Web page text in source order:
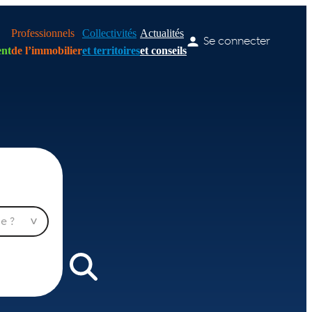
Professionnels
de l’immobilier
Collectivités
et territoires
Actualités
et conseils
Se connecter